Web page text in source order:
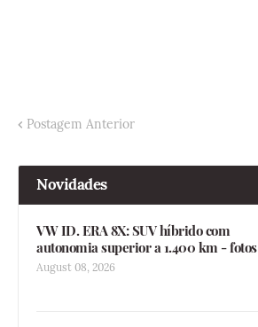
Postagem Anterior
Novidades
VW ID. ERA 8X: SUV híbrido com
autonomia superior a 1.400 km - fotos
August 08, 2026